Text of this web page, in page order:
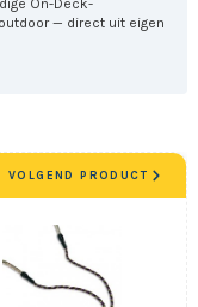
— direct uit eigen
VOLGEND PRODUCT